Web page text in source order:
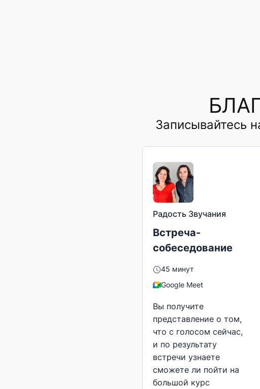
Записывайтесь
Радость Звучания
Встреча-
собеседование
45 минут
Google Meet
Вы получите
представление о том,
что с голосом сейчас,
и по результату
встречи узнаете
сможете ли пойти на
большой курс